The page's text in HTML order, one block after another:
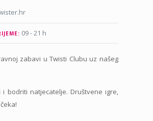
09 - 21 h
zabavi u Twisti Clubu uz našeg
bodriti natjecatelje. Društvene igre,